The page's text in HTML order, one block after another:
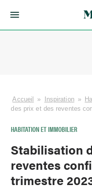
Accueil » Inspiration »
des prix et des reventes
HABITATION ET IMMOBILIER
Stabilisation
reventes
trimestre